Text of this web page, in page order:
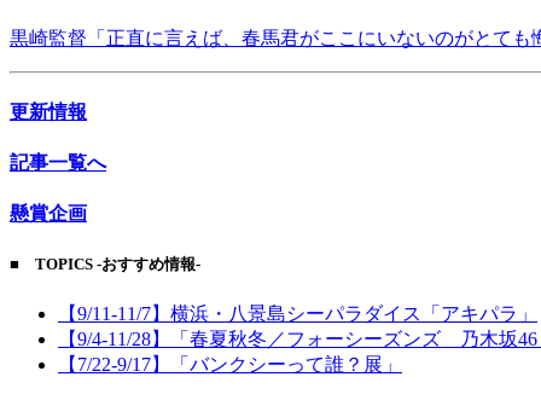
黒崎監督「正直に言えば、春馬君がここにいないのがとても
更新情報
記事一覧へ
懸賞企画
■ TOPICS -おすすめ情報-
【9/11-11/7】横浜・八景島シーパラダイス「アキパラ」
【9/4-11/28】「春夏秋冬／フォーシーズンズ 乃木坂46
【7/22-9/17】「バンクシーって誰？展」